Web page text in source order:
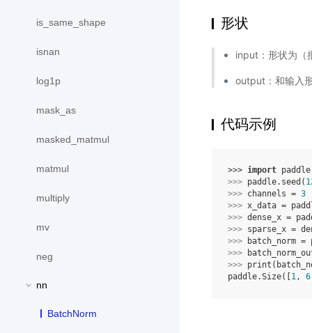
is_same_shape
isnan
log1p
mask_as
masked_matmul
matmul
multiply
mv
neg
nn
BatchNorm
形状
input：形状为（
output：和输入
代码示例
>>> import paddle
>>> paddle. seed (
>>> channels = 3
>>> x_data =
>>> dense_x =
>>> sparse_x =
>>>
batch_norm =
>>>
>>> print (
paddle.Size([1 , 6